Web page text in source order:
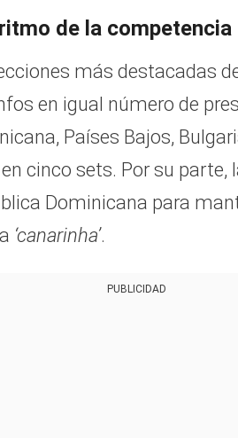
de la competencia
más destacadas
en igual número de
Países Bajos,
cinco sets. Por su
Dominicana para
‘canarinha’.
PUBLICIDAD